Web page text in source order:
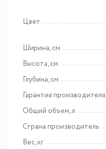
Цвет
Ширина, см
Высота, см
Глубина, см
Гарантия
Общий объем, л
Страна производитель
Вес, кг